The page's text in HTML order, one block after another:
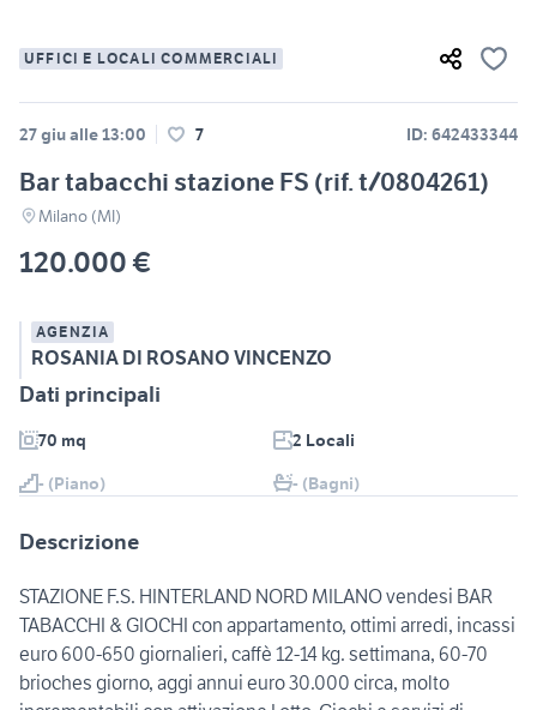
UFFICI E LOCALI COMMERCIALI
27 giu alle 13:00 7 ID: 642433344
Bar tabacchi stazione FS (rif. t/0804261)
Milano (MI)
120.000 €
AGENZIA
ROSANIA DI ROSANO VINCENZO
Dati principali
70 mq
2 Locali
- (Piano)
- (Bagni)
Descrizione
STAZIONE F.S. HINTERLAND NORD MILANO vendesi BAR
TABACCHI & GIOCHI con appartamento, ottimi arredi, incassi
euro 600-650 giornalieri, caffè 12-14 kg. settimana, 60-70
brioches giorno, aggi annui euro 30.000 circa, molto